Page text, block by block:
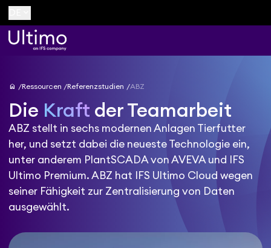
home Ressourcen Referenzstudien ABZ
Die Kraft der Teamarbeit
ABZ stellt in sechs modernen Anlagen Tierfutter
her, und setzt dabei die neueste Technologie ein,
unter anderem PlantSCADA von AVEVA und IFS
Ultimo Premium. ABZ hat IFS Ultimo Cloud wegen
seiner Fähigkeit zur Zentralisierung von Daten
ausgewählt.